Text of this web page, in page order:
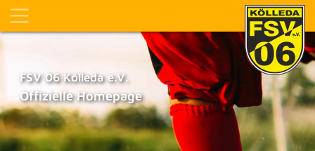
FSV 06 Kölleda e.V.
Offizielle Homepage